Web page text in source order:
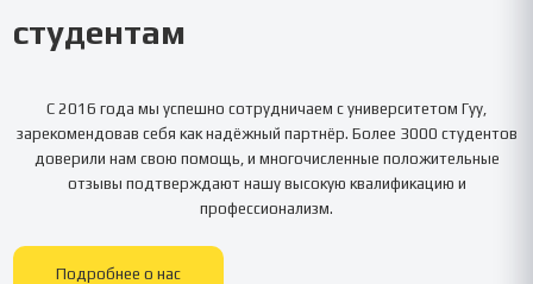
студентам
С 2016 года мы успешно сотрудничаем с университетом Гуу,
зарекомендовав себя как надёжный партнёр. Более 3000 студентов
доверили нам свою помощь, и многочисленные положительные
отзывы подтверждают нашу высокую квалификацию и
профессионализм.
Подробнее о нас